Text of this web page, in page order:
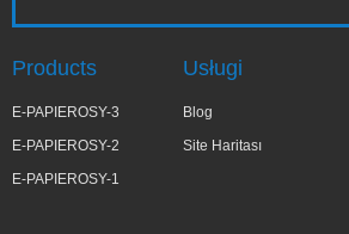
Products
E-PAPIEROSY-3
E-PAPIEROSY-2
E-PAPIEROSY-1
Usługi
Blog
Site Haritası